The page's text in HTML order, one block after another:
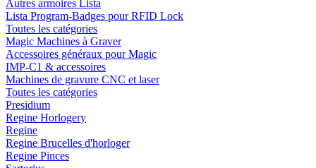
Autres armoires Lista
Lista Program-Badges pour RFID Lock
Toutes les catégories
Magic Machines à Graver
Accessoires généraux pour Magic
IMP-C1 & accessoires
Machines de gravure CNC et laser
Toutes les catégories
Presidium
Regine Horlogery
Regine
Regine Brucelles d'horloger
Regine Pinces